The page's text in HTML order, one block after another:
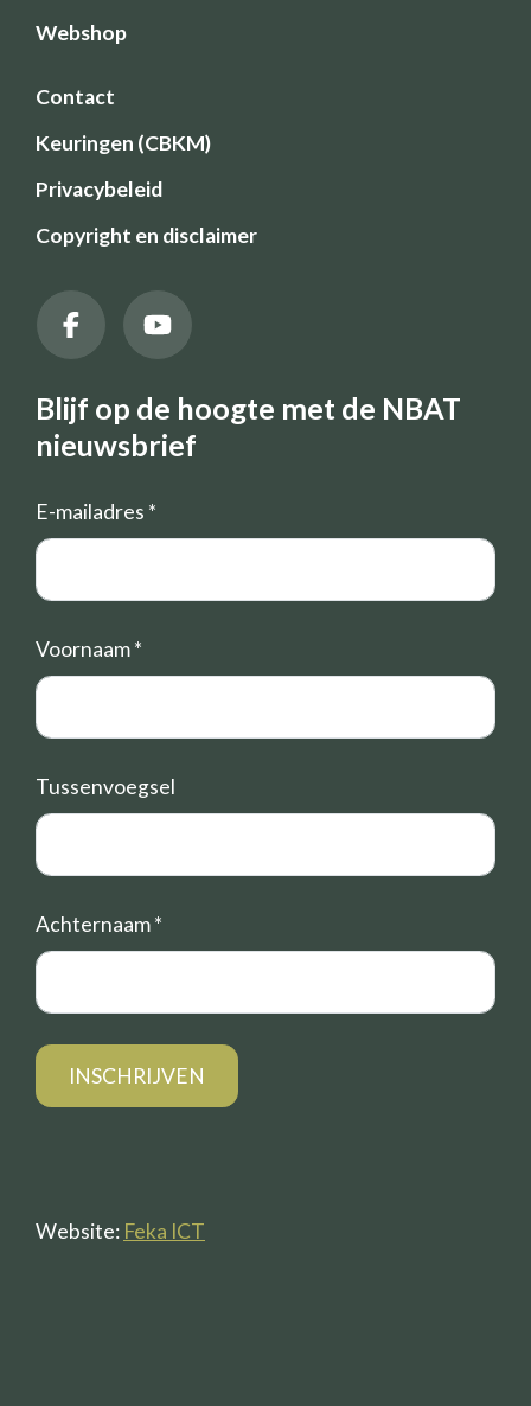
Webshop
Contact
Keuringen (CBKM)
Privacybeleid
Copyright en disclaimer
Blijf op de hoogte met de NBAT
nieuwsbrief
E-mailadres *
Voornaam*
Tussenvoegsel
Achternaam*
Website: Feka ICT